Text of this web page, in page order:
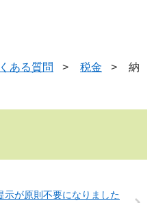
ある質問 > 税金 >
納
示が原則不要になりました